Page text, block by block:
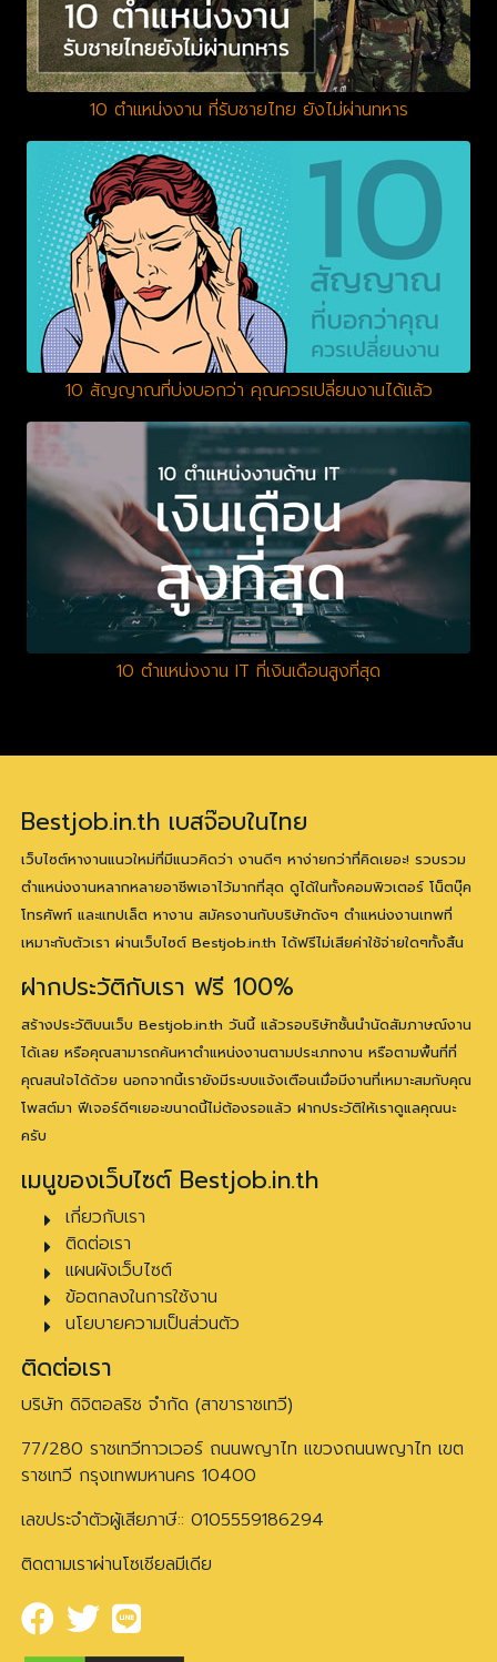
10 ตำแหน่งงาน ที่รับชายไทย ยังไม่ผ่านทหาร
10 สัญญาณที่บ่งบอกว่า คุณควรเปลี่ยนงานได้แล้ว
10 ตำแหน่งงาน IT ที่เงินเดือนสูงที่สุด
Bestjob.in.th เบสจ๊อบในไทย
เว็บไซต์หางานแนวใหม่ที่มีแนวคิดว่า งานดีๆ หาง่ายกว่าที่คิดเยอะ! รวบรวม
ตำแหน่งงานหลากหลายอาชีพเอาไว้มากที่สุด ดูได้ในทั้งคอมพิวเตอร์ โน็ตบุ๊ค
โทรศัพท์ และแทปเล็ต หางาน สมัครงานกับบริษัทดังๆ ตำแหน่งงานเทพที่
เหมาะกับตัวเรา ผ่านเว็บไซต์ Bestjob.in.th ได้ฟรีไม่เสียค่าใช้จ่ายใดๆทั้งสิ้น
ฝากประวัติกับเรา ฟรี 100%
สร้างประวัติบนเว็บ Bestjob.in.th วันนี้ แล้วรอบริษัทชั้นนำนัดสัมภาษณ์งาน
ได้เลย หรือคุณสามารถค้นหาตำแหน่งงานตามประเภทงาน หรือตามพื้นที่ที่
คุณสนใจได้ด้วย นอกจากนี้เรายังมีระบบแจ้งเตือนเมื่อมีงานที่เหมาะสมกับคุณ
โพสต์มา ฟีเจอร์ดีๆเยอะขนาดนี้ไม่ต้องรอแล้ว ฝากประวัติให้เราดูแลคุณนะ
ครับ
เมนูของเว็บไซต์ Bestjob.in.th
เกี่ยวกับเรา
ติดต่อเรา
แผนผังเว็บไซต์
ข้อตกลงในการใช้งาน
นโยบายความเป็นส่วนตัว
ติดต่อเรา
บริษัท ดิจิตอลริช จำกัด (สาขาราชเทวี)
77/280 ราชเทวีทาวเวอร์ ถนนพญาไท แขวงถนนพญาไท เขต
ราชเทวี กรุงเทพมหานคร 10400
เลขประจำตัวผู้เสียภาษี:: 0105559186294
ติดตามเราผ่านโซเชียลมีเดีย